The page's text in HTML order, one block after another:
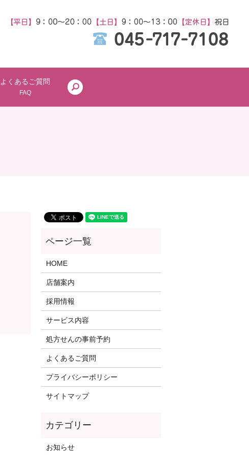
よくあるご質問
FAQ
search
HOME
店舗案内
採用情報
サービス内容
処方せんの事前予約
よくあるご質問
プライバシーポリシー
サイトマップ
お知らせ